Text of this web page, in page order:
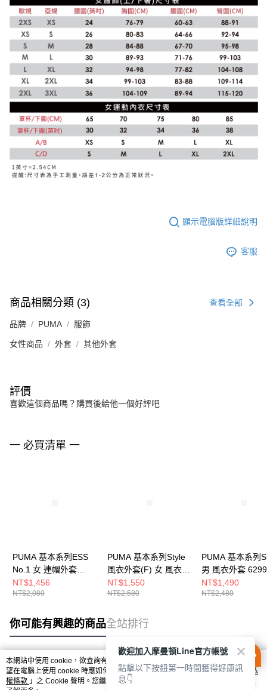
顯示電腦版詳細說明
客服
商品相關分類 (3) 查看全部
品牌 PUMA 服飾
女性商品 外套 其他外套
評價
喜歡這個商品嗎？購買後給他一個好評吧
一 必買清單 一
PUMA 基本系列ESS
No.1 女 連帽外套
68240004
NT$1,456
NT$2,080
PUMA 基本系列Style
風衣外套(F) 女 風衣外
套 62991001
NT$1,550
NT$2,580
PUMA 基本系列
男 風衣外套
NT$1,490
NT$2,480
你可能有興趣的商品全站排行
熱門標籤
本網站中使用 cookie，欲查詢有關本網站使用 cookie 方式之詳情，及若您不希
望在電腦上使用 cookie 時應如何變更電腦的 cookie 設定，請參閱本網站「
隱私
權條款 」之 Cookie 聲明。您繼續使用本網站即表示您同意本公司得按本網站使
歡迎加入摩曼頓Line官方帳號
點擊以下按鈕第一時間獲得好康訊
息👇